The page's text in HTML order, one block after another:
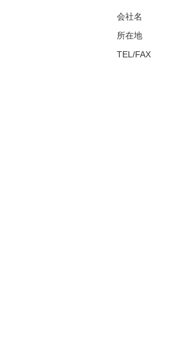
会社名
所在地
TEL/FAX